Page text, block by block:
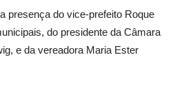
presença do vice-prefeito Roque
do presidente da Câmara
e da vereadora Maria Ester